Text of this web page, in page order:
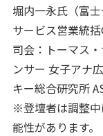
堀内一永氏（富
サービス営業統括
司会：トーマス
ンサー 女子アナ
キー総合研究所
※登壇者は調整中
能性があります。